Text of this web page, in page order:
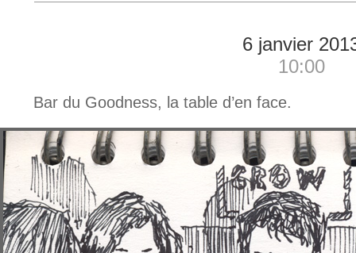
6 janvier
10:00
Bar du Goodness, la table d’en face.